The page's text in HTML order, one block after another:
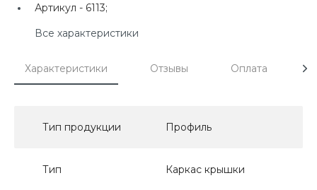
Артикул - 6113;
Все характеристики
Характеристики Отзывы Оплата
Тип продукции Профиль
Тип Каркас крышки